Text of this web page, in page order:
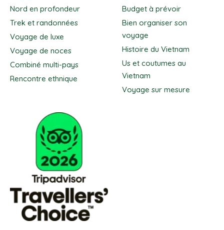
Nord en profondeur
Trek et randonnées
Voyage de luxe
Voyage de noces
Combiné multi-pays
Rencontre ethnique
Budget à prévoir
Bien organiser son
voyage
Histoire du Vietnam
Us et coutumes au
Vietnam
Voyage sur mesure